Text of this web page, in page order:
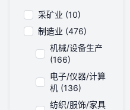
采矿业 (10)
制造业 (476)
机械/设备生产
(166)
电子/仪器/计算
机 (136)
纺织/服饰/家具